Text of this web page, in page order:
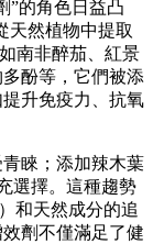
”的角色日益凸
天然植物中提取
南非醉茄、紅景
酚等，它們被添
升免疫力、抗氧
睞；添加辣木葉
選擇。這種趨勢
和天然成分的追
劑不僅滿足了健